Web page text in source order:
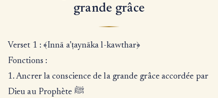
grande grâce
Verset 1 : ﴾Innā a’ṭaynāka l-kawthar﴿
Fonctions :
1. Ancrer la conscience de la grande grâce accordée par
Dieu au Prophète ﷺ